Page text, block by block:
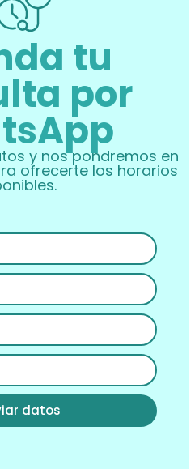
tu
por
y nos pondremos en
ofrecerte los horarios
datos